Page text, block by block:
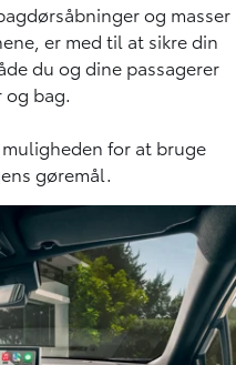
og masser
er med til at sikre din
du og dine passagerer
og bag.
for at bruge
gøremål.